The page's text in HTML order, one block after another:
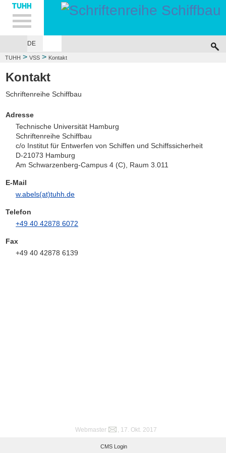
Hauptnavigation
Unternavigation
Inhalt
Suche
Schriftenreihe Schiffbau
DE
TUHH > VSS > Kontakt
Kontakt
Schriftenreihe Schiffbau
Adresse
Technische Universität Hamburg
Schriftenreihe Schiffbau
c/o Institut für Entwerfen von Schiffen und Schiffssicherheit
D-21073 Hamburg
Am Schwarzenberg-Campus 4 (C), Raum 3.011
E-Mail
w.abels(at)tuhh.de
Telefon
+49 40 42878 6072
Fax
+49 40 42878 6139
Webmaster , 17. Okt. 2017
CMS Login